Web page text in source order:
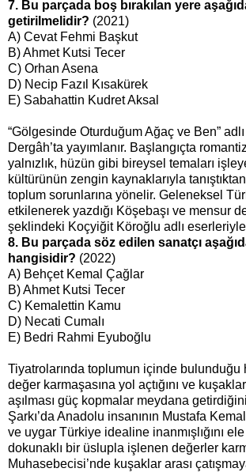
7. Bu parçada boş bırakılan yere
getirilmelidir? (2021)
A) Cevat Fehmi Başkut
B) Ahmet Kutsi Tecer
C) Orhan Asena
D) Necip Fazıl Kısakürek
E) Sabahattin Kudret Aksal
“Gölgesinde Oturduğum Ağaç ve Ben”
Dergâh’ta yayımlanır. Başlangıçta
yalnızlık, hüzün gibi bireysel temaları
kültürünün zengin kaynaklarıyla
toplum sorunlarına yönelir. Geleneksel
etkilenerek yazdığı Köşebaşı ve mensur
şeklindeki Koçyiğit Köroğlu adlı eserleriyle
8. Bu parçada söz edilen sanatçı
hangisidir? (2022)
A) Behçet Kemal Çağlar
B) Ahmet Kutsi Tecer
C) Kemalettin Kamu
D) Necati Cumalı
E) Bedri Rahmi Eyuboğlu
Tiyatrolarında toplumun içinde bulunduğu
değer karmaşasına yol açtığını ve
aşılması güç kopmalar meydana
Şarkı’da Anadolu insanının Mustafa
ve uygar Türkiye idealine inanmışlığını
dokunaklı bir üslupla işlenen değerler
Muhasebecisi’nde kuşaklar arası